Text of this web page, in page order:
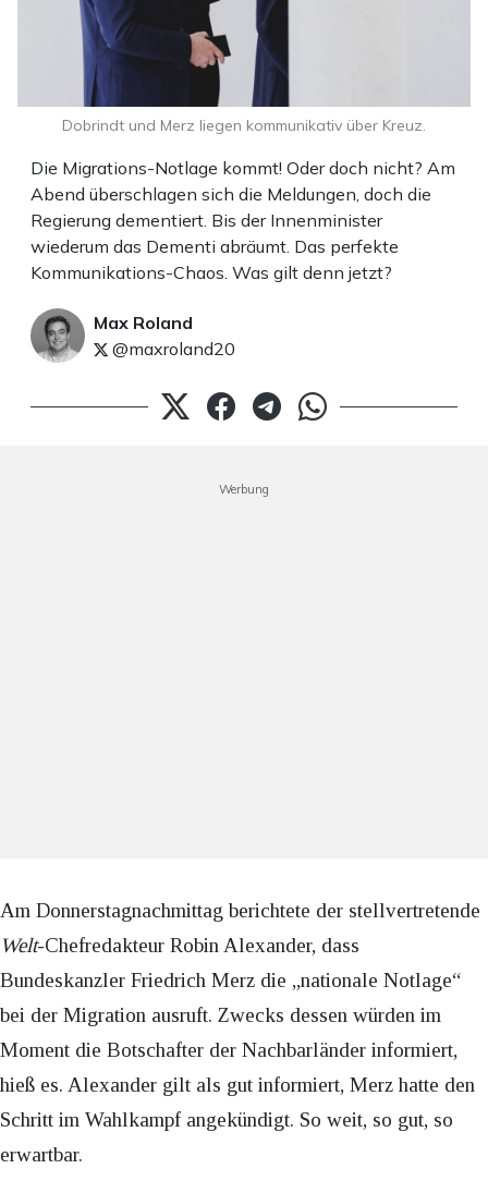
Die Migrations-Notlage kommt! Oder doch nicht? Am
Abend überschlagen sich die Meldungen, doch die
Regierung dementiert. Bis der Innenminister
wiederum das Dementi abräumt. Das perfekte
Kommunikations-Chaos. Was gilt denn jetzt?
Max Roland
@maxroland20
Dobrindt und Merz liegen kommunikativ über Kreuz.
Werbung
Am Donnerstagnachmittag berichtete der stellvertretende
Welt-Chefredakteur Robin Alexander, dass
Bundeskanzler Friedrich Merz die „nationale Notlage“
bei der Migration ausruft. Zwecks dessen würden im
Moment die Botschafter der Nachbarländer informiert,
hieß es. Alexander gilt als gut informiert, Merz hatte den
Schritt im Wahlkampf angekündigt. So weit, so gut, so
erwartbar.